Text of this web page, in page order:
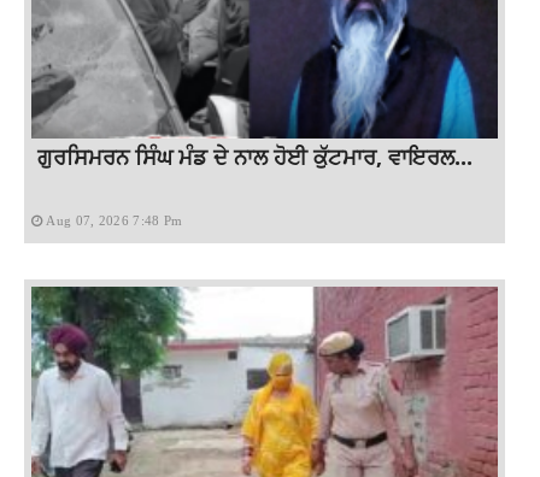
ਗੁਰਸਿਮਰਨ ਸਿੰਘ ਮੰਡ ਦੇ ਨਾਲ ਹੋਈ ਕੁੱਟਮਾਰ, ਵਾਇਰਲ...
Aug 07, 2026 7:48 Pm